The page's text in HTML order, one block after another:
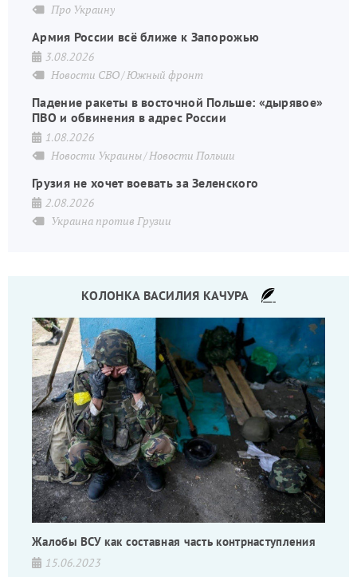
Про Украину
Армия России всё ближе к Запорожью
3.08.2026
Новости СВО Южный фронт
Падение ракеты в восточной Польше: «дырявое»
ПВО и обвинения в адрес России
1.08.2026
Новости Украины Новости Польши
Грузия не хочет воевать за Зеленского
2.08.2026
Украина против Грузии
КОЛОНКА ВАСИЛИЯ КАЧУРА
Жалобы ВСУ как составная часть контрнаступления
15.06.2023